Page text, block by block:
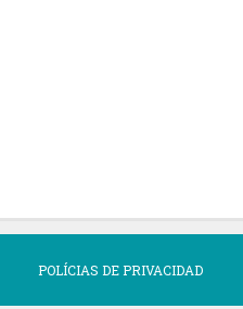
POLÍCIAS DE PRIVACIDAD